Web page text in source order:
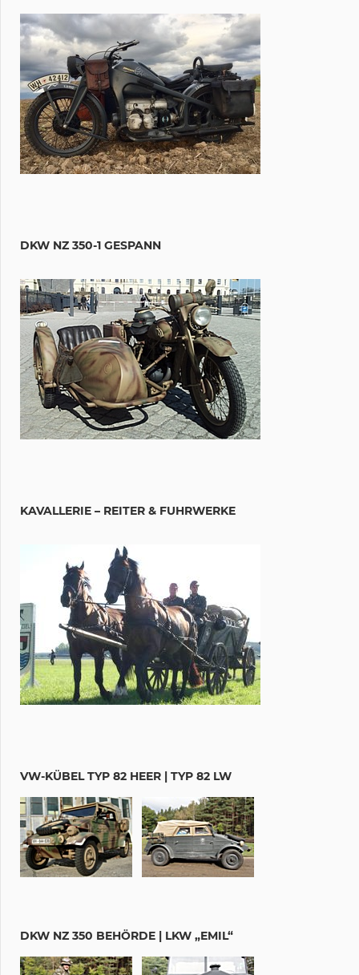
DKW NZ 350-1 GESPANN
KAVALLERIE – REITER & FUHRWERKE
VW-KÜBEL TYP 82 HEER | TYP 82 LW
DKW NZ 350 BEHÖRDE | LKW „EMIL“